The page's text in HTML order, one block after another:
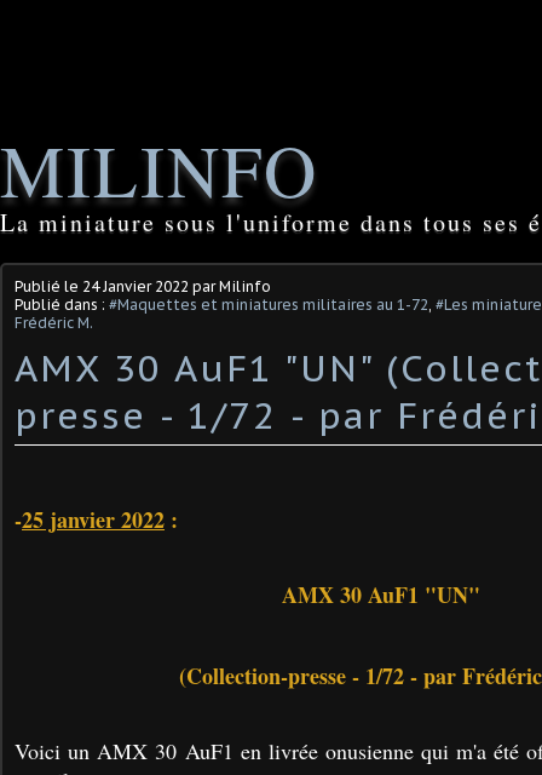
MILINFO
La miniature sous l'uniforme dans tous ses
Publié le 24 Janvier 2022 par Milinfo
Publié dans : #Maquettes et miniatures militaires au 1-72, #Les
Frédéric M.
AMX 30 AuF1 "UN"
presse - 1/72 - par
-25 janvier 2022 :
AMX 30 AuF1 "UN"
(Collection-presse - 1/72 - par
Voici un AMX 30 AuF1 en livrée onusienne qui m'a été